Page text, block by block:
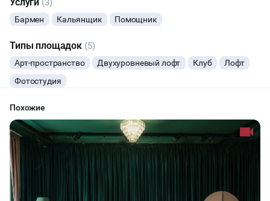
(3)
Бармен Кальянщик Помощник
Типы площадок (5)
Арт-пространство Двухуровневый лофт Клуб
Лофт
Фотостудия
Похожие